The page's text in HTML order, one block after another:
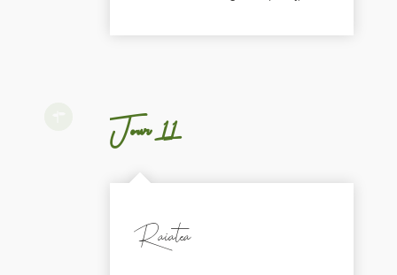
Jour 11
Raiatea